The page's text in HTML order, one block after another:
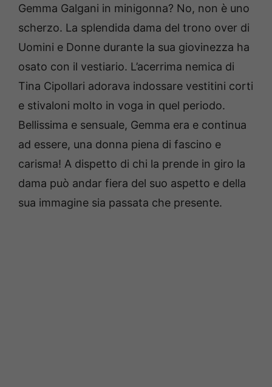
Gemma Galgani in minigonna? No, non è uno
scherzo. La splendida dama del trono over di
Uomini e Donne durante la sua giovinezza ha
osato con il vestiario. L’acerrima nemica di
Tina Cipollari adorava indossare vestitini corti
e stivaloni molto in voga in quel periodo.
Bellissima e sensuale, Gemma era e continua
ad essere, una donna piena di fascino e
carisma! A dispetto di chi la prende in giro la
dama può andar fiera del suo aspetto e della
sua immagine sia passata che presente.